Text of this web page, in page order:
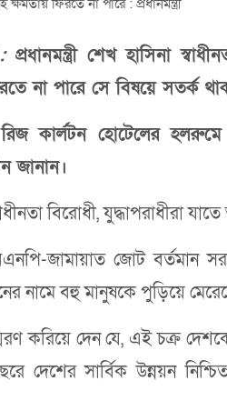
প্রধানমন্ত্রী শেখ হাসিনা
না পারে সে বিষয়ে সতর্ক
কার্লটন হোটেলের হলরুমে
জানান।
বিরোধী, যুদ্ধাপরাধীরা
বিএনপি-জামায়াত জোট
নামে বহু মানুষকে পুড়িয়ে
করিয়ে দেন যে, এই চক্র
দেশের সার্বিক উন্নয়ন